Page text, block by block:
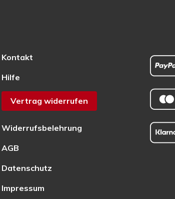
Kontakt
Hilfe
Vertrag widerrufen
Widerrufsbelehrung
AGB
Datenschutz
Impressum